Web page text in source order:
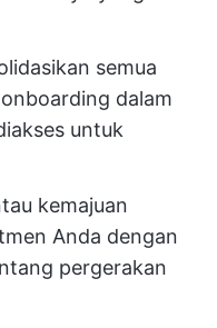
semua
dalam
untuk
kemajuan
Anda dengan
pergerakan